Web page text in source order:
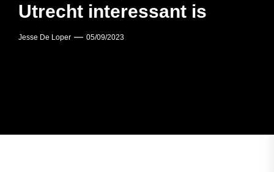
Utrecht interessant is
Jesse De Loper 05/09/2023